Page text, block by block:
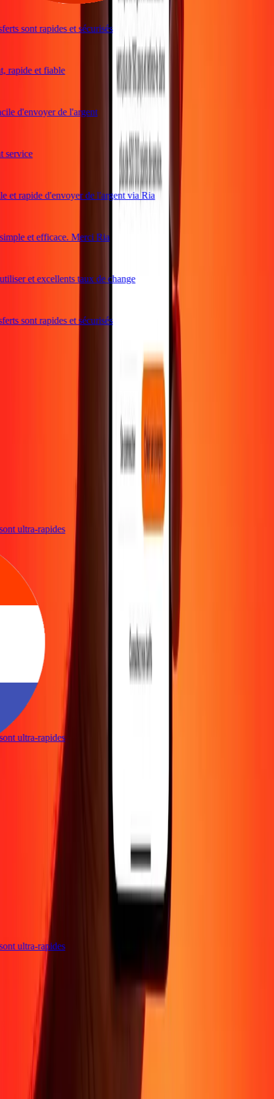
sont rapides et sécurisés
et fiable
d'envoyer de l'argent
rapide d'envoyer de l'argent via Ria
et efficace. Merci Ria
et excellents taux de change
sont rapides et sécurisés
ultra-rapides
ultra-rapides
ultra-rapides
Entreprise
À proposBlog Devenir agent
Transfert d'argent international
Politique de confidentialité
Avis sur les cookies
générales
Centre d'aide